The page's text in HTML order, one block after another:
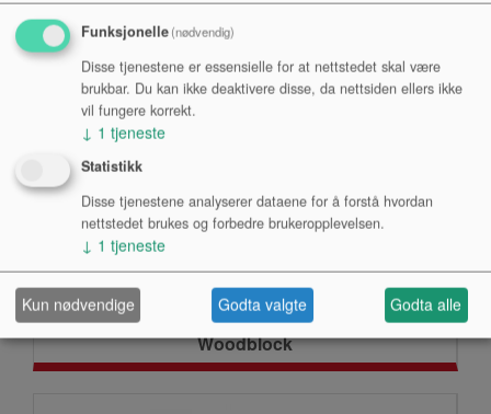
Woodblock
Funksjonelle(nødvendig)
Disse tjenestene er essensielle for at nettstedet skal være
brukbar. Du kan ikke deaktivere disse, da nettsiden ellers ikke
vil fungere korrekt.
↓ 1 tjeneste
Statistikk
Disse tjenestene analyserer dataene for å forstå hvordan
nettstedet brukes og forbedre brukeropplevelsen.
↓ 1 tjeneste
Kun nødvendige Godta valgte Godta alle